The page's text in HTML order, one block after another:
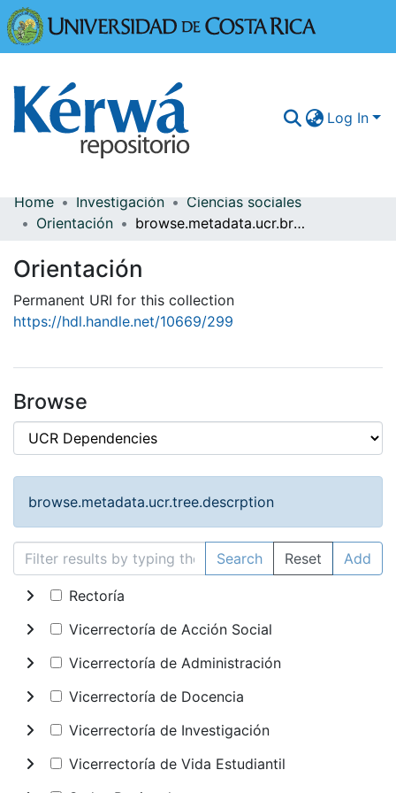
Log In
Communities & Collections
Statistics
Home Investigación
Ciencias sociales
Orientación
browse.metadata.ucr.breadcrumbs
Orientación
Permanent URI for this collection
https://hdl.handle.net/10669/299
Browse
browse.metadata.ucr.tree.descrption
Search Reset Add
Rectoría
Vicerrectoría de Acción Social
Vicerrectoría de Administración
Vicerrectoría de Docencia
Vicerrectoría de Investigación
Vicerrectoría de Vida Estudiantil